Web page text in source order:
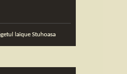
laïque Stuhoasa